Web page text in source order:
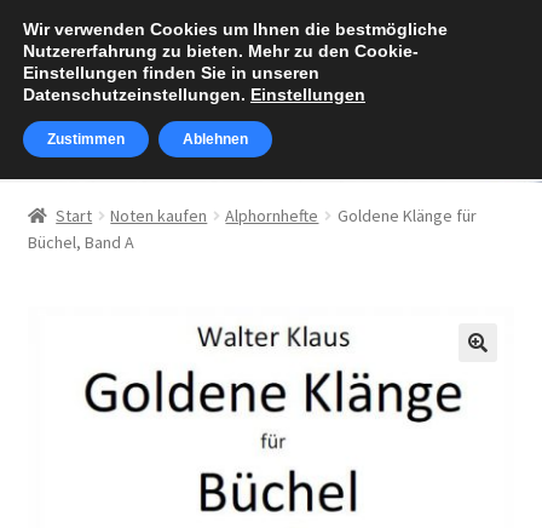
Zur
Navigation
springen
Zum
Inhalt
springen
Über Walter Klaus
Noten kaufen
Start Noten kaufen Alphornhefte
Goldene Klänge für
Büchel, Band A
Wir verwenden Cookies um Ihnen die bestmögliche
Nutzererfahrung zu bieten. Mehr zu den Cookie-
Einstellungen finden Sie in unseren
Datenschutzeinstellungen. Einstellungen
Zustimmen Ablehnen